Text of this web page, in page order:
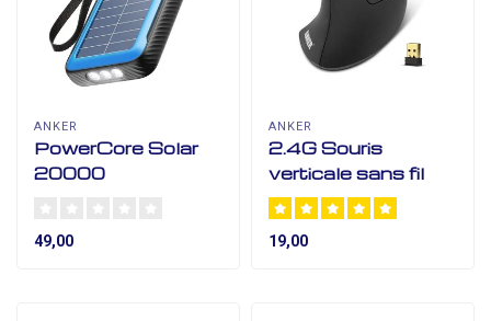
ANKER
PowerCore Solar
20000
49,00
ANKER
2.4G Souris
verticale sans fil
19,00